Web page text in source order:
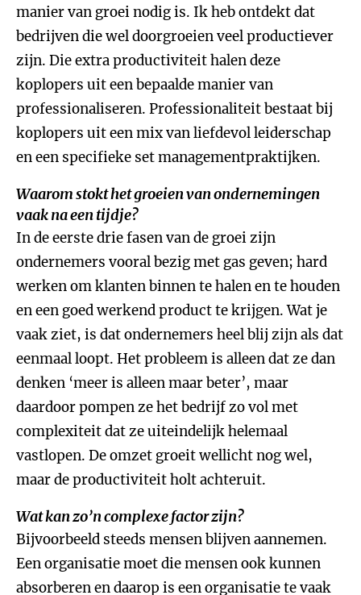
manier van groei nodig is. Ik heb ontdekt dat
bedrijven die wel doorgroeien veel productiever
zijn. Die extra productiviteit halen deze
koplopers uit een bepaalde manier van
professionaliseren. Professionaliteit bestaat bij
koplopers uit een mix van liefdevol leiderschap
en een specifieke set managementpraktijken.
Waarom stokt het groeien van ondernemingen
vaak na een tijdje?
In de eerste drie fasen van de groei zijn
ondernemers vooral bezig met gas geven; hard
werken om klanten binnen te halen en te houden
en een goed werkend product te krijgen. Wat je
vaak ziet, is dat ondernemers heel blij zijn als dat
eenmaal loopt. Het probleem is alleen dat ze dan
denken ‘meer is alleen maar beter’, maar
daardoor pompen ze het bedrijf zo vol met
complexiteit dat ze uiteindelijk helemaal
vastlopen. De omzet groeit wellicht nog wel,
maar de productiviteit holt achteruit.
Wat kan zo’n complexe factor zijn?
Bijvoorbeeld steeds mensen blijven aannemen.
Een organisatie moet die mensen ook kunnen
absorberen en daarop is een organisatie te vaak